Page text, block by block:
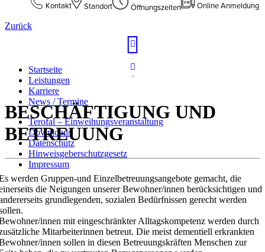
Kontakt Standort Öffnungs­zeiten Online Anmeldung
Startseite
Leistungen
Karriere
News / Termine
Terofal – Einweihungsveranstaltung
Downloads
Datenschutz
Hinweisgeberschutzgesetz
Impressum
Zurück
BESCHÄFTIGUNG UND
BETREUUNG
werden Gruppen-und Einzelbetreuungsangebote gemacht, die
die Neigungen unserer Bewohner/innen berücksichtigen und
grundlegenden, sozialen Bedürfnissen gerecht werden
innen mit eingeschränkter Alltagskompetenz werden durch
Mitarbeiterinnen betreut. Die meist dementiell erkrankten
innen sollen in diesen Betreuungskräften Menschen zur